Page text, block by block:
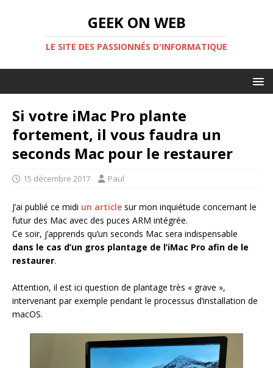
GEEK ON WEB
LE SITE DES PASSIONNÉS D'INFORMATIQUE
Si votre iMac Pro plante
fortement, il vous faudra un
seconds Mac pour le restaurer
15 décembre 2017 Paul
J’ai publié ce midi un article sur mon inquiétude concernant le
futur des Mac avec des puces ARM intégrée.
Ce soir, j’apprends qu’un seconds Mac sera indispensable
dans le cas d’un gros plantage de l’iMac Pro afin de le
restaurer.
Attention, il est ici question de plantage très « grave »,
intervenant par exemple pendant le processus d’installation de
macOS.